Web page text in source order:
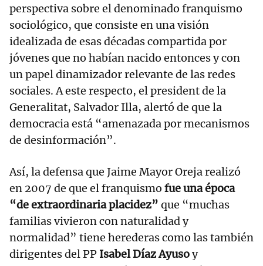
perspectiva sobre el denominado franquismo
sociológico, que consiste en una visión
idealizada de esas décadas compartida por
jóvenes que no habían nacido entonces y con
un papel dinamizador relevante de las redes
sociales. A este respecto, el president de la
Generalitat, Salvador Illa, alertó de que la
democracia está “amenazada por mecanismos
de desinformación”.
Así, la defensa que Jaime Mayor Oreja realizó
en 2007 de que el franquismo fue una época
“de extraordinaria placidez” que “muchas
familias vivieron con naturalidad y
normalidad” tiene herederas como las también
dirigentes del PP Isabel Díaz Ayusoy